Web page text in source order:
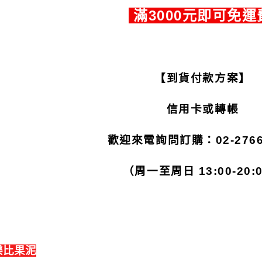
滿3000元即可免
【到貨付款方案】
信用卡或轉帳
歡迎來電詢問訂購： 02-
（周一至周日 13:00-
果泥